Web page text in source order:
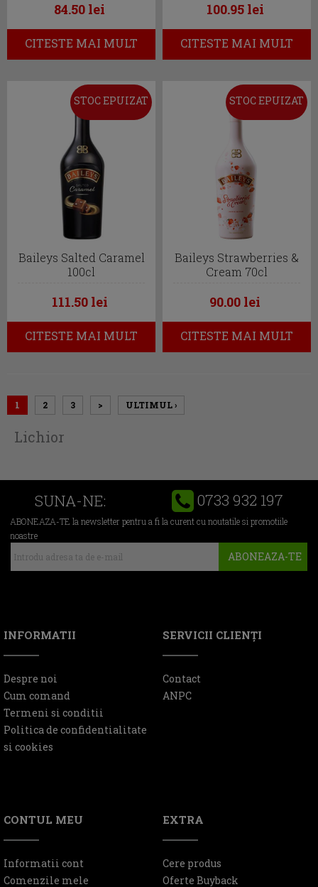
84.50 lei
CITESTE MAI MULT
100.95 lei
CITESTE MAI MULT
STOC EPUIZAT
Baileys Salted Caramel
100cl
111.50 lei
CITESTE MAI MULT
STOC EPUIZAT
Baileys Strawberries &
Cream 70cl
90.00 lei
CITESTE MAI MULT
1 2 3 > ULTIMUL ›
Lichior
SUNA-NE: 0733 932 197
ABONEAZA-TE la newsletter pentru a fi la curent cu noutatile si promotiile
noastre
ABONEAZA-TE
INFORMATII
Despre noi
Cum comand
Termeni si conditii
Politica de confidentialitate
si cookies
SERVICII CLIENŢI
Contact
ANPC
CONTUL MEU
Informatii cont
Comenzile mele
EXTRA
Cere produs
Oferte Buyback